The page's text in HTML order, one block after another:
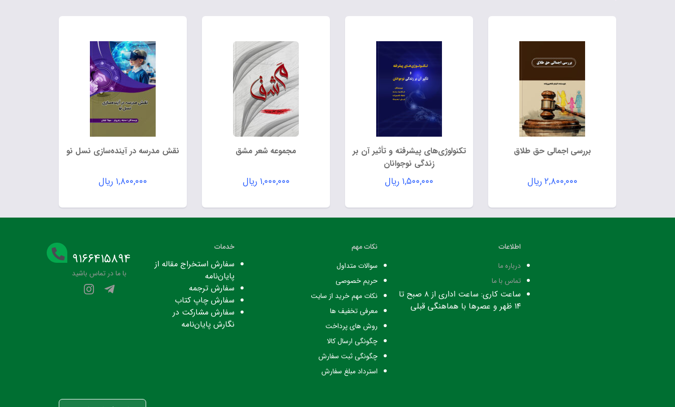
بررسی اجمالی حق طلاق
۲,۸۰۰,۰۰۰ریال
تکنولوژی‌های پیشرفته و تأثیر آن بر
زندگی نوجوانان
۱,۵۰۰,۰۰۰ ریال
مجموعه شعر مشق
۱,۰۰۰,۰۰۰ ریال
نقش مدرسه در آینده‌سازی نسل نو
۱,۸۰۰,۰۰۰ ریال
اطلاعات
درباره ما
تماس با ما
ساعت کاری: ساعت اداری از ۸ صبح تا
۱۴ ظهر و عصرها با هماهنگی قبلی
نکات مهم
سوالات متداول
حریم خصوصی
نکات مهم خرید از سایت
معرفی تخفیف ها
روش های پرداخت
چگونگی ارسال کالا
چگونگی ثبت سفارش
استرداد مبلغ سفارش
خدمات
سفارش استخراج مقاله از
پایان‌نامه
سفارش ترجمه
سفارش چاپ کتاب
سفارش مشارکت در
نگارش پایان‌نامه
۹۱۶۶۴۱۵۸۹۴
با ما در تماس باشید